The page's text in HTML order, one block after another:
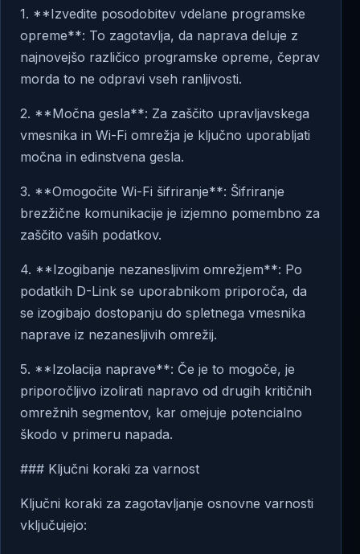
1. **Izvedite posodobitev vdelane programske
opreme**: To zagotavlja, da naprava deluje z
najnovejšo različico programske opreme, čeprav
morda to ne odpravi vseh ranljivosti.
2. **Močna gesla**: Za zaščito upravljavskega
vmesnika in Wi-Fi omrežja je ključno uporabljati
močna in edinstvena gesla.
3. **Omogočite Wi-Fi šifriranje**: Šifriranje
brezžične komunikacije je izjemno pomembno za
zaščito vaših podatkov.
4. **Izogibanje nezanesljivim omrežjem**: Po
podatkih D-Link se uporabnikom priporoča, da
se izogibajo dostopanju do spletnega vmesnika
naprave iz nezanesljivih omrežij.
5. **Izolacija naprave**: Če je to mogoče, je
priporočljivo izolirati napravo od drugih kritičnih
omrežnih segmentov, kar omejuje potencialno
škodo v primeru napada.
### Ključni koraki za varnost
Ključni koraki za zagotavljanje osnovne varnosti
vključujejo: